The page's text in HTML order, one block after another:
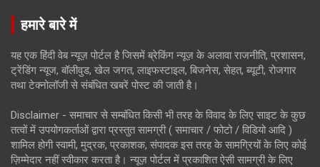
हमारे बारे में
यह एक हिंदी वेब न्यूज़ पोर्टल है जिसमें ब्रेकिंग न्यूज़ के अलावा राजनीति, प्रशासन,
ट्रेंडिंग न्यूज, बॉलीवुड, खेल जगत, लाइफस्टाइल, बिजनेस, सेहत, ब्यूटी, रोजगार
तथा टेक्नोलॉजी से संबंधित खबरें पोस्ट की जाती है।
Disclaimer - समाचार से सम्बंधित किसी भी तरह के विवाद के लिए साइट के कुछ
तत्वों में उपयोगकर्ताओं द्वारा प्रस्तुत सामग्री ( समाचार / फोटो / विडियो आदि )
शामिल होगी स्वामी, मुद्रक, प्रकाशक, संपादक इस तरह के सामग्रियों के लिए कोई
ज़िम्मेदार नहीं स्वीकार करता है। न्यूज़ पोर्टल में प्रकाशित ऐसी सामग्री के लिए